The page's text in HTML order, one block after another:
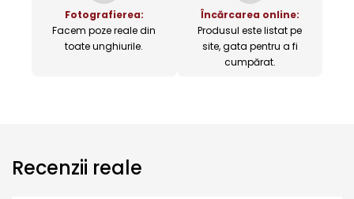
Fotografierea:
Facem poze reale din
toate unghiurile.
Încărcarea online:
Produsul este listat pe
site, gata pentru a fi
cumpărat.
Recenzii reale